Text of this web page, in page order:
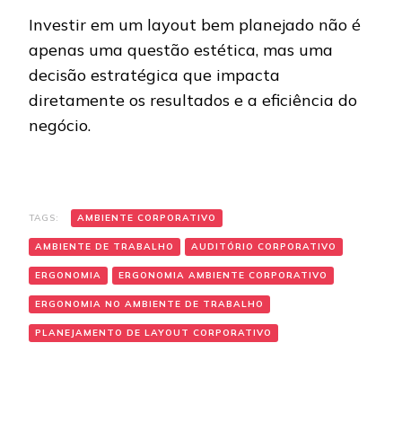
Investir em um layout bem planejado não é
apenas uma questão estética, mas uma
decisão estratégica que impacta
diretamente os resultados e a eficiência do
negócio.
TAGS: AMBIENTE CORPORATIVO
AMBIENTE DE TRABALHO AUDITÓRIO CORPORATIVO
ERGONOMIA ERGONOMIA AMBIENTE CORPORATIVO
ERGONOMIA NO AMBIENTE DE TRABALHO
PLANEJAMENTO DE LAYOUT CORPORATIVO